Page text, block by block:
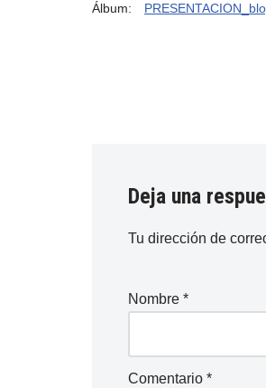
Álbum:
Deja una
Tu dirección de
Nombre *
Comentario *